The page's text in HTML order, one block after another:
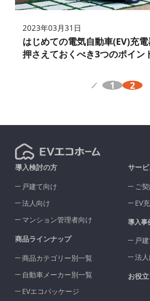
2023年03月31日
はじめての電気自動車(EV)充
押さえておくべき3つのポイン
1 2
導入検討の方
戸建て向け
法人向け
マンション管理者向け
商品ラインナップ
商品カテゴリー別一覧
自動車メーカー別一覧
EVエコパッケージ
サー
ご
EV
導入事
戸
法
お役